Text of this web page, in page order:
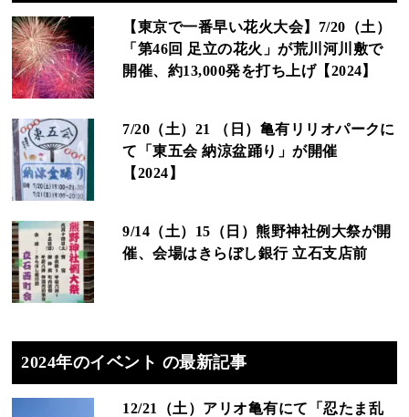
【東京で一番早い花火大会】7/20（土）
「第46回 足立の花火」が荒川河川敷で
開催、約13,000発を打ち上げ【2024】
7/20（土）21 （日）亀有リリオパークに
て「東五会 納涼盆踊り」が開催
【2024】
9/14（土）15（日）熊野神社例大祭が開
催、会場はきらぼし銀行 立石支店前
2024年のイベント の最新記事
12/21（土）アリオ亀有にて「忍たま乱